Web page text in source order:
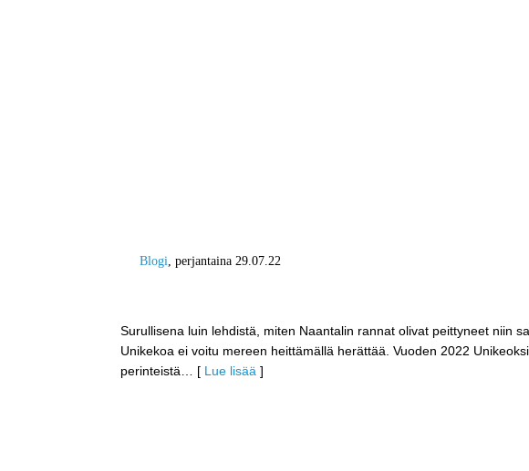
Blogi, perjantaina 29.07.22
Surullisena luin lehdistä, miten Naantalin rannat olivat peittyneet niin
Unikekoa ei voitu mereen heittämällä herättää. Vuoden 2022
perinteistä … [ Lue lisää ]